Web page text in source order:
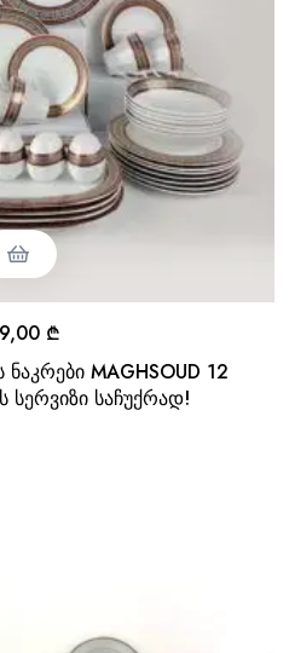
MAGHSOUD 12
სერვიზი საჩუქრად!
₾